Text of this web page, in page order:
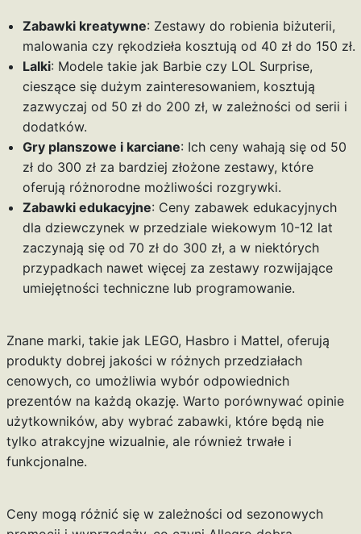
Zabawki kreatywne: Zestawy do robienia biżuterii,
malowania czy rękodzieła kosztują od 40 zł do 150 zł.
Lalki: Modele takie jak Barbie czy LOL Surprise,
cieszące się dużym zainteresowaniem, kosztują
zazwyczaj od 50 zł do 200 zł, w zależności od serii i
dodatków.
Gry planszowe i karciane: Ich ceny wahają się od 50
zł do 300 zł za bardziej złożone zestawy, które
oferują różnorodne możliwości rozgrywki.
Zabawki edukacyjne: Ceny zabawek edukacyjnych
dla dziewczynek w przedziale wiekowym 10-12 lat
zaczynają się od 70 zł do 300 zł, a w niektórych
przypadkach nawet więcej za zestawy rozwijające
umiejętności techniczne lub programowanie.
Znane marki, takie jak LEGO, Hasbro i Mattel, oferują
produkty dobrej jakości w różnych przedziałach
cenowych, co umożliwia wybór odpowiednich
prezentów na każdą okazję. Warto porównywać opinie
użytkowników, aby wybrać zabawki, które będą nie
tylko atrakcyjne wizualnie, ale również trwałe i
funkcjonalne.
Ceny mogą różnić się w zależności od sezonowych